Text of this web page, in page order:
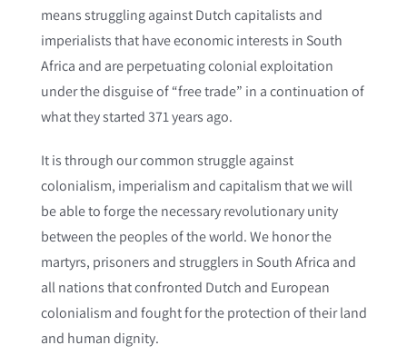
means struggling against Dutch capitalists and
imperialists that have economic interests in South
Africa and are perpetuating colonial exploitation
under the disguise of “free trade” in a continuation of
what they started 371 years ago.
It is through our common struggle against
colonialism, imperialism and capitalism that we will
be able to forge the necessary revolutionary unity
between the peoples of the world. We honor the
martyrs, prisoners and strugglers in South Africa and
all nations that confronted Dutch and European
colonialism and fought for the protection of their land
and human dignity.